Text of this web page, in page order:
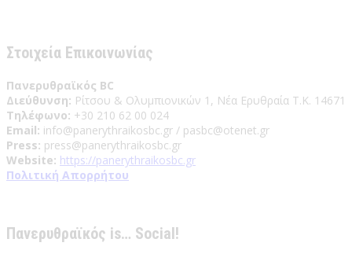
Στοιχεία Επικοινωνίας
Πανερυθραϊκός BC
Διεύθυνση: Ρίτσου & Ολυμπιονικών 1, Νέα Ερυθραία Τ.Κ. 14671
Τηλέφωνο: +30 210 62 00 024
Email: info@panerythraikosbc.gr / pasbc@otenet.gr
Press: press@panerythraikosbc.gr
Website: https://panerythraikosbc.gr
Πολιτική Απορρήτου
Πανερυθραϊκός is… Social!